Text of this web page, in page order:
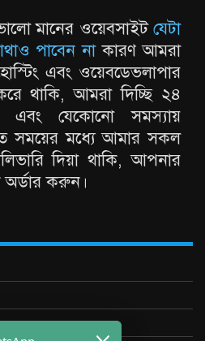
মানের ওয়েবসাইটযেটা
পাবেন নাকারণ আমরা
এবং ওয়েবডেভলাপার
থাকি, আমরা দিচ্ছি ২৪
এবং যেকোনো সমস্যায়
সময়ের মধ্যে আমার সকল
দিয়া থাকি, আপনার
করুন।